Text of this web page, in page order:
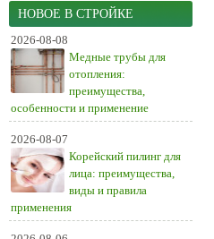
НОВОЕ В СТРОЙКЕ
2026-08-08
Медные трубы для
отопления:
преимущества,
особенности и применение
2026-08-07
Корейский пилинг для
лица: преимущества,
виды и правила
применения